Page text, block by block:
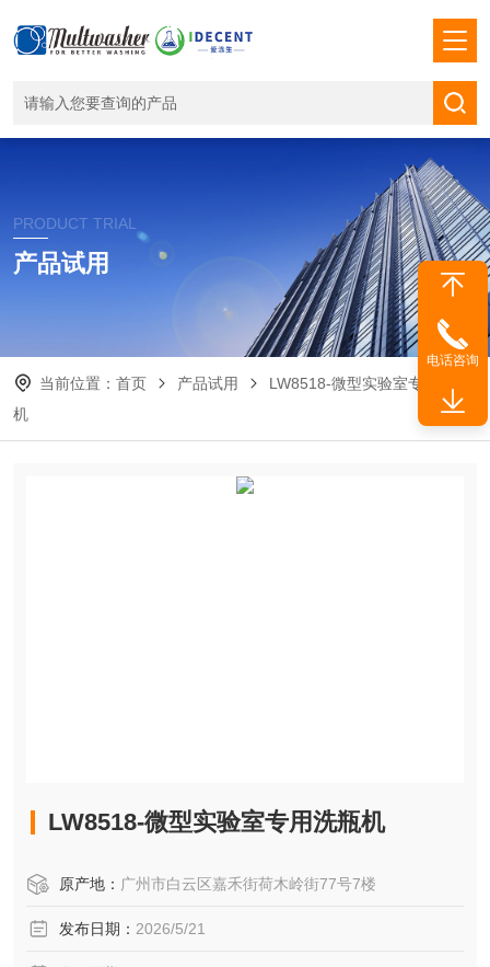
PRODUCT TRIAL
产品试用
当前位置： 首页 产品试用
LW8518-微型实验室专用洗瓶
机
LW8518-微型实验室专用洗瓶机
原产地： 广州市白云区嘉禾街荷木岭街77号7楼
发布日期： 2026/5/21
电话咨询